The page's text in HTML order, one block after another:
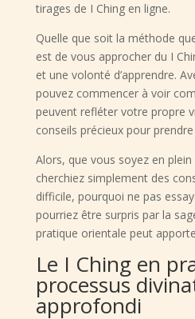
tirages de I Ching en ligne.
Quelle que soit la méthode
est de vous approcher du I
et une volonté d’apprendre.
pouvez commencer à voir
peuvent refléter votre propre
conseils précieux pour
Alors, que vous soyez en
cherchiez simplement des
difficile, pourquoi ne pas
pourriez être surpris par la
pratique orientale peut
Le I Ching en
processus
approfondi